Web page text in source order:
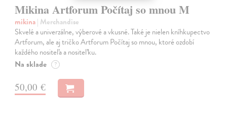
Mikina Artforum Počítaj so mnou M
mikina| Merchandise
Skvelé a univerzálne, výberové a vkusné. Také je nielen kníhkupectvo
Artforum, ale aj tričko Artforum Počítaj so mnou, ktoré ozdobí
každého nositeľa a nositeľku.
Na sklade ?
50,00 €